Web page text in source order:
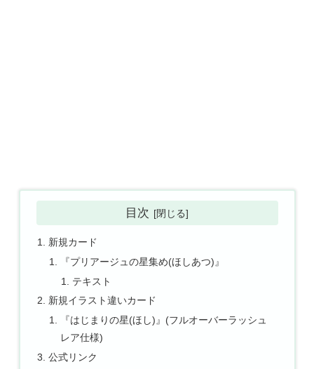
目次
新規カード
『プリアージュの星集め(ほしあつ)』
テキスト
新規イラスト違いカード
『はじまりの星(ほし)』(フルオーバーラッシュ
レア仕様)
公式リンク